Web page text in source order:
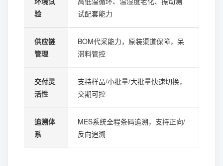
验
试配套能力
供应链
管理
BOM代采能力，原装渠道保障，呆
滞料管控
交付灵
活性
支持样品/小批量/大批量快速切换，
交期可控
追溯体
系
MES系统全程条码追溯，支持正向/
反向追溯